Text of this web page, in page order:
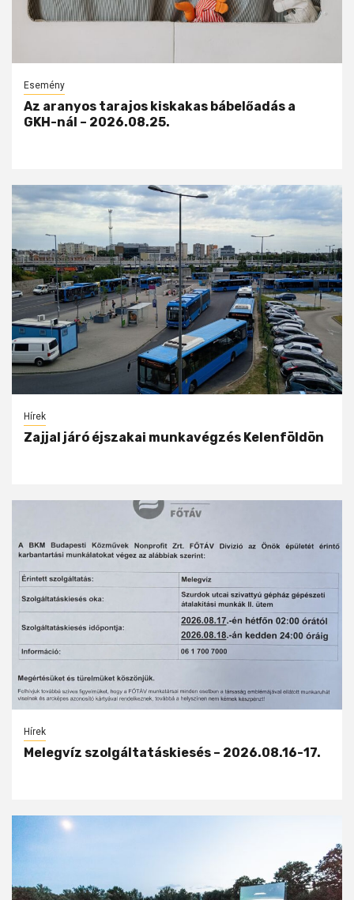
Esemény
Az aranyos tarajos kiskakas bábelőadás a
GKH-nál – 2026.08.25.
Hírek
Zajjal járó éjszakai munkavégzés Kelenföldön
Hírek
Melegvíz szolgáltatáskiesés – 2026.08.16-17.